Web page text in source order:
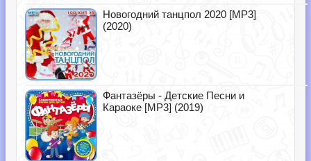
Новогодний танцпол 2020 [MP3]
(2020)
Фантазёры - Детские Песни и
Караоке [MP3] (2019)